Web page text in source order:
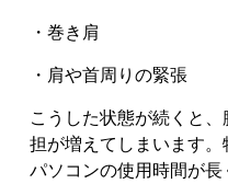
・巻き肩
・肩や首周りの緊張
こうした状態が続くと
担が増えてしまいます
パソコンの使用時間が